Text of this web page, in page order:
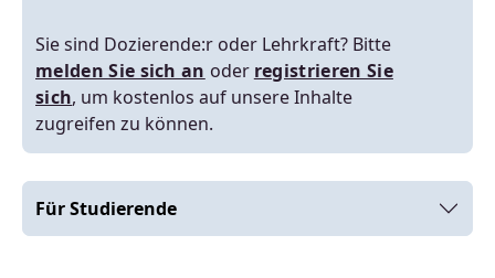
Sie sind Dozierende:r oder Lehrkraft? Bitte
melden Sie sich an oder registrieren Sie
sich, um kostenlos auf unsere Inhalte
zugreifen zu können.
Für Studierende